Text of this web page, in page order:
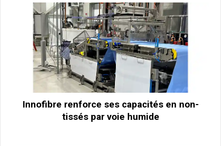
Innofibre renforce ses capacités en non-
tissés par voie humide